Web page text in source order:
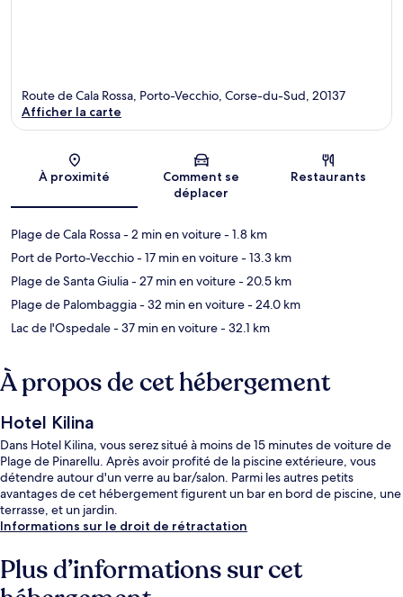
Carte
Route de Cala Rossa, Porto-Vecchio, Corse-du-Sud, 20137
Afficher la carte
À proximité
Comment se
déplacer
Restaurants
Plage de Cala Rossa- 2 min en voiture- 1.8 km
Port de Porto-Vecchio- 17 min en voiture- 13.3 km
Plage de Santa Giulia- 27 min en voiture- 20.5 km
Plage de Palombaggia- 32 min en voiture- 24.0 km
Lac de l'Ospedale- 37 min en voiture- 32.1 km
À propos de cet hébergement
Hotel Kilina
Dans Hotel Kilina, vous serez situé à moins de 15 minutes de voiture de
Plage de Pinarellu. Après avoir profité de la piscine extérieure, vous
détendre autour d'un verre au bar/salon. Parmi les autres petits
avantages de cet hébergement figurent un bar en bord de piscine, une
terrasse, et un jardin.
Informations sur le droit de rétractation
Plus d’informations sur cet